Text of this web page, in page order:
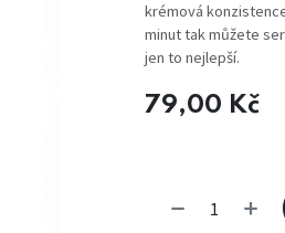
krémová
minut tak můžete
jen to nejlepší.
79,00 Kč